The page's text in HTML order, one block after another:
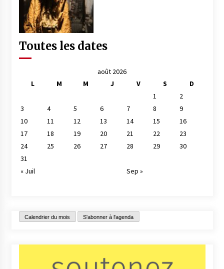
Toutes les dates
août 2026
L
M M J V S
D
1
2
3
4 5 6 7 8
9
10
11 12 13 14 15
16
17
18 19 20 21 22
23
24
25 26 27 28 29
30
31
« Juil
Sep »
Calendrier du mois S'abonner à l'agenda